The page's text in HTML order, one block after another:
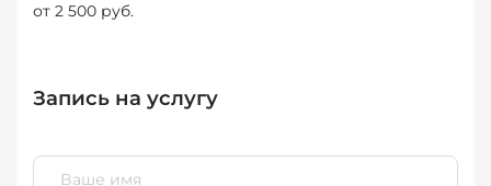
от 2 500 руб.
Запись на услугу